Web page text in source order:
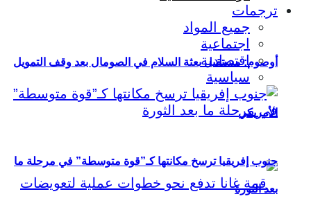
أوصوم: مستقبل بعثة السلام في الصومال بعد وقف التمويل
الأمريكي
ترجمات
جميع المواد
اجتماعية
اقتصادية
سياسية
جنوب إفريقيا ترسخ مكانتها كـ”قوة متوسطة” في مرحلة ما
بعد الثورة